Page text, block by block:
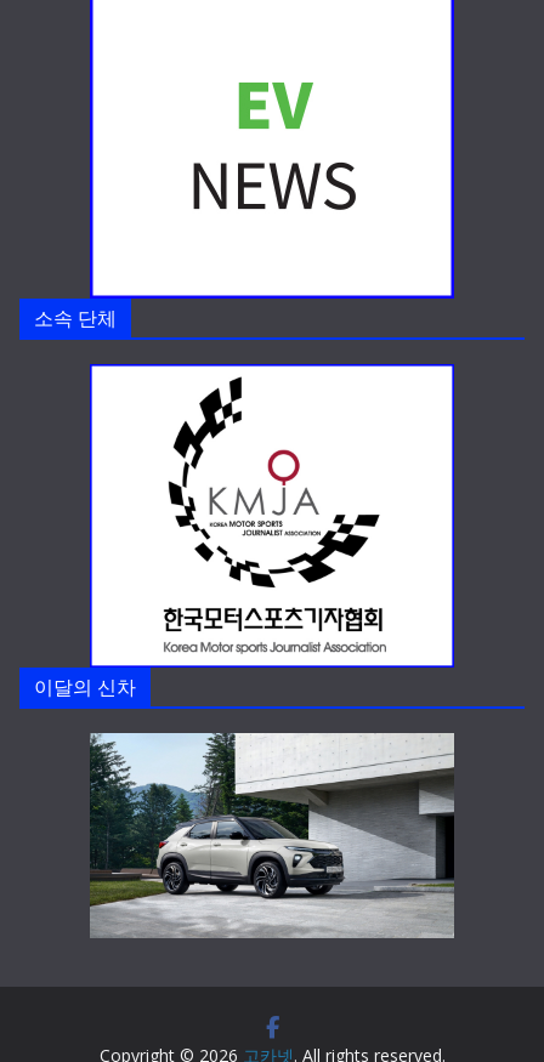
소속 단체
이달의 신차
Copyright © 2026 고카넷. All rights reserved.